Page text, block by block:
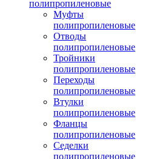
полипропиленовые
Муфты
полипропиленовые
Отводы
полипропиленовые
Тройники
полипропиленовые
Переходы
полипропиленовые
Втулки
полипропиленовые
Фланцы
полипропиленовые
Седелки
полипропиленовые